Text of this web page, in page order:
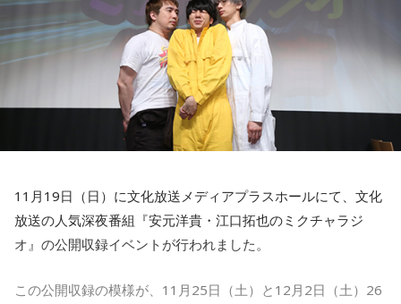
番組内コーナー「水遊園おさかなウォッチング」では、淡水
魚水族館の栃木県なかがわ水遊園の情報をお届け。那珂川の
源流から下流までの自然を再現した水槽や、世界最大のアマ
ゾン川を400トンの水で再現、アマゾン川の底から空を見上
げるような体験ができる｢アマゾン大水槽｣などで人気の水族
園です。12月にはピラルクと一緒にサンタクロースが泳ぎま
■放送日時：毎週金曜日 9時～15時55分（※「水遊園おさか
なウォッチング」は11時5分〜11時10分頃放送）
この番組をラジコで聴く
スキマスイッチの2人がどのくらいお互いのことをわかり合っ
ているのかを試すコーナーやスキマスイッチの曲でイントロ
クイズを行なうコーナー、所属事務所の先輩＆後輩アーティ
ストからのメッセージを伝えるコーナーを実施。事前応募の
中から抽選で選ばれた160人の観客と共に大いに盛り上がり
■番組名『スキマスイッチ緊急特番！ココは茶屋町！スキマな
ら来てよね！』
■放送局：MBSラジオ
■出演者：スキマスイッチ（大橋卓弥、常田真太郎）
11月19日（日）に文化放送メディアプラスホールにて、文化
放送の人気深夜番組『安元洋貴・江口拓也のミクチャラジ
オ』の公開収録イベントが行われました。
この公開収録の模様が、11月25日（土）と12月2日（土）26